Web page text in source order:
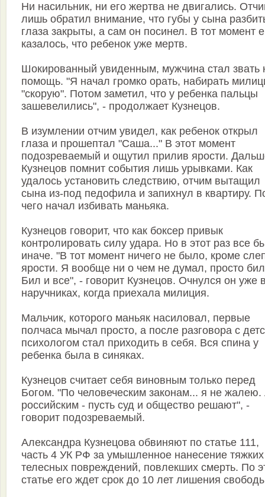
Ни насильник, ни его жертва не двигались.
лишь обратил внимание, что губы у сына
глаза закрыты, а сам он посинел. В тот момент
казалось, что ребенок уже мертв.
Шокированный увиденным, мужчина стал звать
помощь. "Я начал громко орать, набирать
"скорую". Потом заметил, что у ребенка пальцы
зашевелились", - продолжает Кузнецов.
В изумлении отчим увидел, как ребенок открыл
глаза и прошептал "Саша..." В этот момент
подозреваемый и ощутил прилив ярости.
Кузнецов помнит события лишь урывками. Как
удалось установить следствию, отчим вытащил
сына из-под педофила и запихнул в квартиру.
чего начал избивать маньяка.
Кузнецов говорит, что как боксер привык
контролировать силу удара. Но в этот раз все
иначе. "В тот момент ничего не было, кроме
ярости. Я вообще ни о чем не думал, просто
Бил и все", - говорит Кузнецов. Очнулся он уже
наручниках, когда приехала милиция.
Мальчик, которого маньяк насиловал, первые
полчаса мычал просто, а после разговора с
психологом стал приходить в себя. Вся спина у
ребенка была в синяках.
Кузнецов считает себя виновным только перед
Богом. "По человеческим законам... я не жалею.
российским - пусть суд и общество решают", -
говорит подозреваемый.
Александра Кузнецова обвиняют по статье 111,
часть 4 УК РФ за умышленное нанесение тяжких
телесных повреждений, повлекших смерть. По
статье его ждет срок до 10 лет лишения